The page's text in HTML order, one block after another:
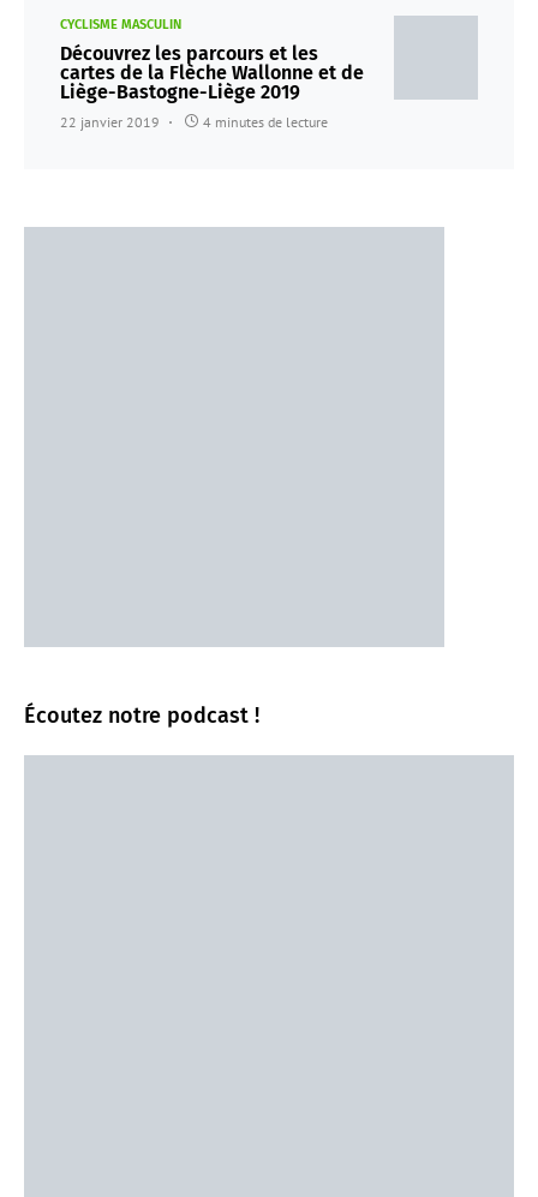
CYCLISME MASCULIN
Découvrez les parcours et les
cartes de la Flèche Wallonne et de
Liège-Bastogne-Liège 2019
22 janvier 2019 4 minutes de lecture
Écoutez notre podcast !